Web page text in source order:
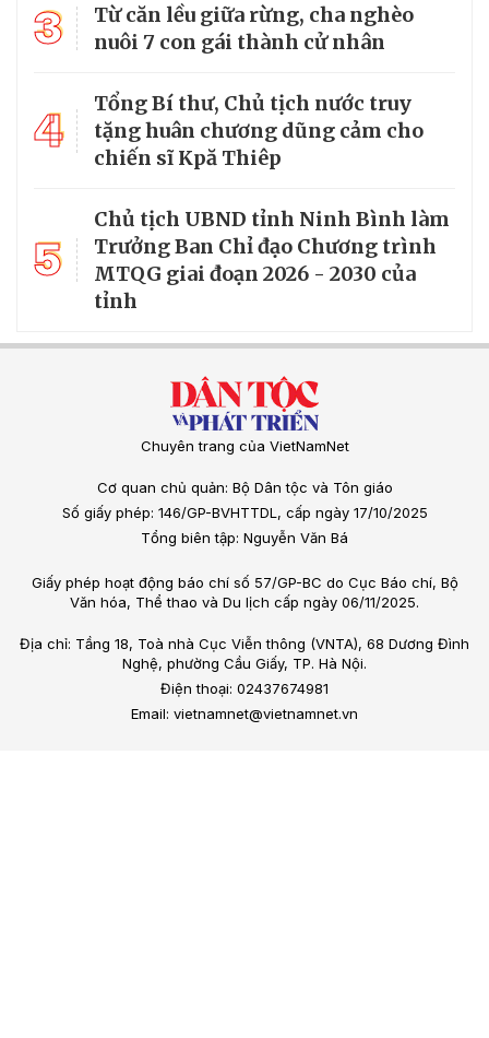
3
Từ căn lều giữa rừng, cha nghèo
nuôi 7 con gái thành cử nhân
4
Tổng Bí thư, Chủ tịch nước truy
tặng huân chương dũng cảm cho
chiến sĩ Kpă Thiêp
5
Chủ tịch UBND tỉnh Ninh Bình làm
Trưởng Ban Chỉ đạo Chương trình
MTQG giai đoạn 2026 - 2030 của
tỉnh
Chuyên trang của VietNamNet
Cơ quan chủ quản: Bộ Dân tộc và Tôn giáo
Số giấy phép: 146/GP-BVHTTDL, cấp ngày 17/10/2025
Tổng biên tập: Nguyễn Văn Bá
Giấy phép hoạt động báo chí số 57/GP-BC do Cục Báo chí, Bộ
Văn hóa, Thể thao và Du lịch cấp ngày 06/11/2025.
Địa chỉ: Tầng 18, Toà nhà Cục Viễn thông (VNTA), 68 Dương Đình
Nghệ, phường Cầu Giấy, TP. Hà Nội.
Điện thoại: 02437674981
Email: vietnamnet@vietnamnet.vn